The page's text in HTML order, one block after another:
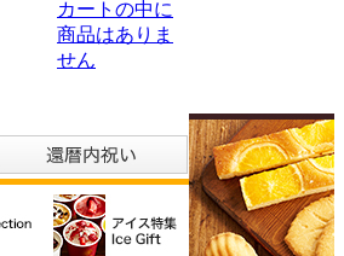
カートの中に
商品はありま
せん